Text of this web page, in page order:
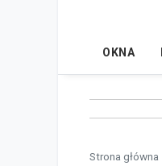
OKNA
Strona główna